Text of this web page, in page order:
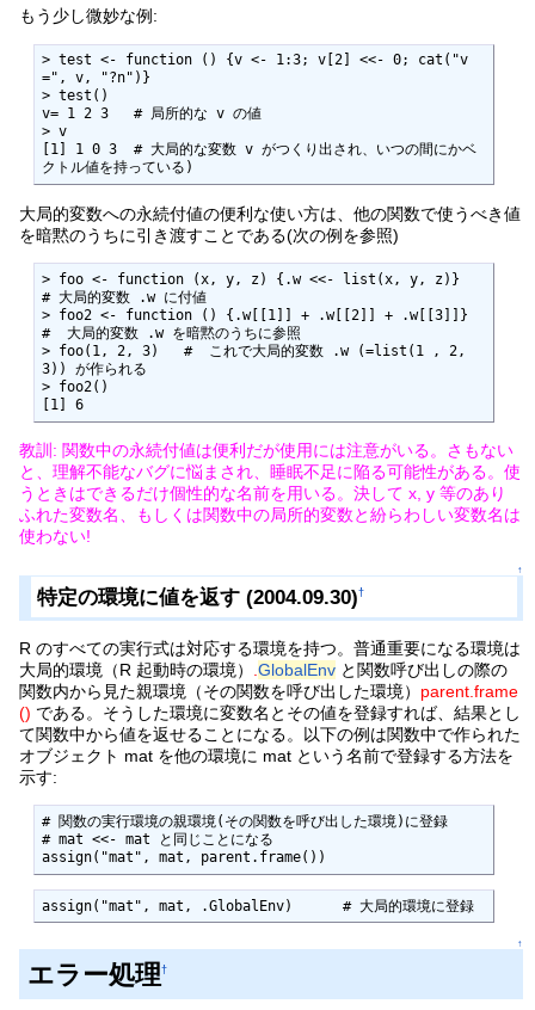
もう少し微妙な例:
> test <- function () {v <- 1:3; v[2] <<- 0; cat("v
=", v, "?n")}
> test()
v= 1 2 3   # 局所的な v の値
> v
[1] 1 0 3  # 大局的な変数 v がつくり出され、いつの間にかベ
クトル値を持っている)
大局的変数への永続付値の便利な使い方は、他の関数で使うべき値
を暗黙のうちに引き渡すことである(次の例を参照)
> foo <- function (x, y, z) {.w <<- list(x, y, z)}
# 大局的変数 .w に付値
> foo2 <- function () {.w[[1]] + .w[[2]] + .w[[3]]}
#  大局的変数 .w を暗黙のうちに参照
> foo(1, 2, 3)   #  これで大局的変数 .w (=list(1 , 2,
3)) が作られる
> foo2()
[1] 6
教訓: 関数中の永続付値は便利だが使用には注意がいる。さもない
と、理解不能なバグに悩まされ、睡眠不足に陥る可能性がある。使
うときはできるだけ個性的な名前を用いる。決して x, y 等のあり
ふれた変数名、もしくは関数中の局所的変数と紛らわしい変数名は
使わない!
↑
特定の環境に値を返す (2004.09.30)†
R のすべての実行式は対応する環境を持つ。普通重要になる環境は
大局的環境（R 起動時の環境）
.GlobalEnv と関数呼び出しの際の
関数内から見た親環境（その関数を呼び出した環境） parent.frame
() である。そうした環境に変数名とその値を登録すれば、結果とし
て関数中から値を返せることになる。以下の例は関数中で作られた
オブジェクト mat を他の環境に mat という名前で登録する方法を
示す:
# 関数の実行環境の親環境(その関数を呼び出した環境)に登録
# mat <<- mat と同じことになる
assign("mat", mat, parent.frame())
assign("mat", mat, .GlobalEnv)      # 大局的環境に登録
↑
エラー処理†